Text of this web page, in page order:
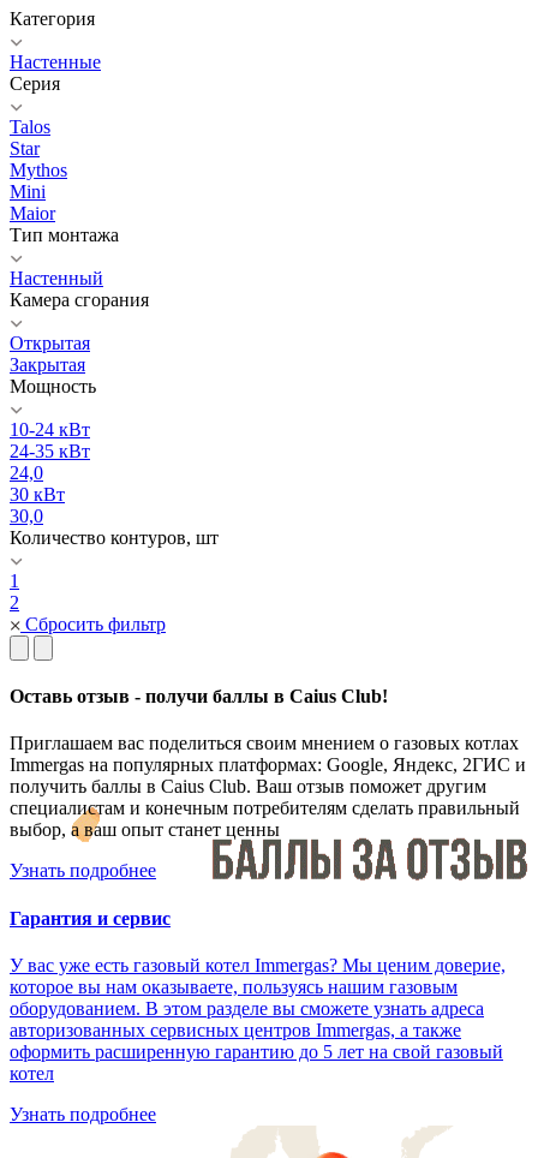
Категория
Настенные
Серия
Talos
Star
Mythos
Mini
Maior
Тип монтажа
Настенный
Камера сгорания
Открытая
Закрытая
Мощность
10-24 кВт
24-35 кВт
24,0
30 кВт
30,0
Количество контуров, шт
1
2
Сбросить фильтр
Оставь отзыв - получи баллы в Caius Club!
Приглашаем вас поделиться своим мнением о газовых котлах
Immergas на популярных платформах: Google, Яндекс, 2ГИС и
получить баллы в Caius Club. Ваш отзыв поможет другим
специалистам и конечным потребителям сделать правильный
выбор, а ваш опыт станет ценны
Узнать подробнее
Гарантия и сервис
У вас уже есть газовый котел Immergas? Мы ценим доверие,
которое вы нам оказываете, пользуясь нашим газовым
оборудованием. В этом разделе вы сможете узнать адреса
авторизованных сервисных центров Immergas, а также
оформить расширенную гарантию до 5 лет на свой газовый
котел
Узнать подробнее